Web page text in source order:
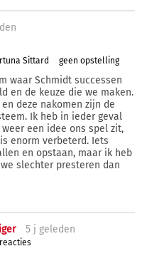
Sittard
geen opstelling
waar Schmidt successen
en de keuze die we maken.
deze nakomen zijn de
Ik heb in ieder geval
een idee ons spel zit,
enorm verbeterd. Iets
en opstaan, maar ik heb
slechter presteren dan
5 j geleden